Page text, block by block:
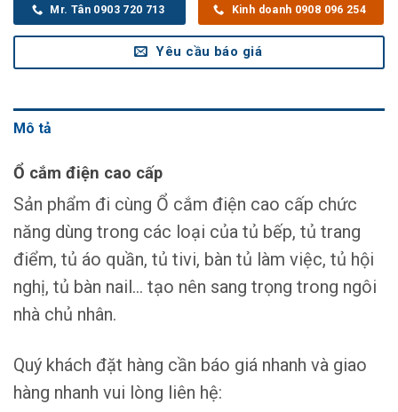
Mr. Tân 0903 720 713 Kinh doanh 0908 096 254
Yêu cầu báo giá
Mô tả
Ổ cắm điện cao cấp
Sản phẩm đi cùng Ổ cắm điện cao cấp chức
năng dùng trong các loại của tủ bếp, tủ trang
điểm, tủ áo quần, tủ tivi, bàn tủ làm việc, tủ hội
nghị, tủ bàn nail… tạo nên sang trọng trong ngôi
nhà chủ nhân.
Quý khách đặt hàng cần báo giá nhanh và giao
hàng nhanh vui lòng liên hệ: